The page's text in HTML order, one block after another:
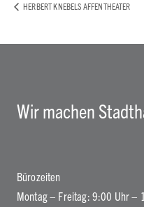
HERBERT KNEBELS AFFENTHEATER
Wir machen
Bürozeiten
Montag – Freitag: 9:00 Uhr –